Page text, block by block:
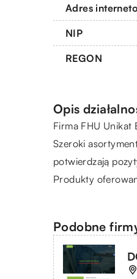
Adres
NIP
REGON
Opis
Firma FHU Unikat
Szeroki
potwierdzają
Produkty
Podobne